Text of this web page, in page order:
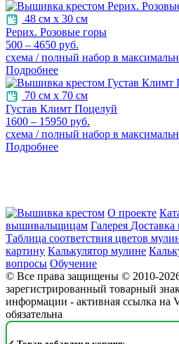
48 см х 30 см
Рерих. Розовые горы
500 – 4650 руб.
схема / полный набор в
Подробнее
70 см х 70 см
Густав Климт Поцелуй
1600 – 15950 руб.
схема / полный набор в
Подробнее
О проекте
вышивальщицам Галерея Доставка
Таблица соответствия цветов
картину Калькулятор мулине
вопросы Обучение
© Все права защищены © 2010-
зарегистрированный товарный
информации - активная ссылка на
обязательна